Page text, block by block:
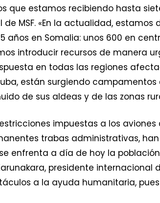
que estamos recibiendo hasta
de MSF. «En la actualidad,
años en Somalia: unos 600 en
introducir recursos de manera
en todas las regiones
están surgiendo
de sus aldeas y de las zonas
impuestas a los
trabas administrativas,
enfrenta a día de hoy la
presidente internacional
a la ayuda humanitaria,